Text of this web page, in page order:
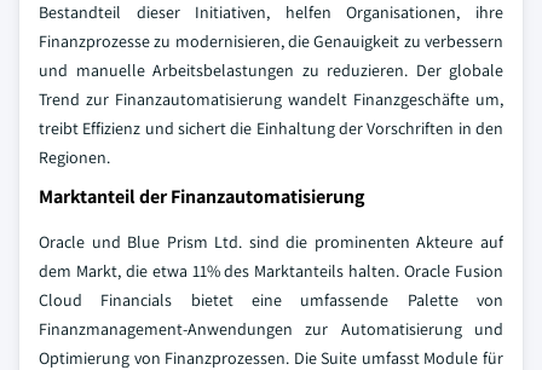
Bestandteil dieser Initiativen, helfen Organisationen, ihre
Finanzprozesse zu modernisieren, die Genauigkeit zu verbessern
und manuelle Arbeitsbelastungen zu reduzieren. Der globale
Trend zur Finanzautomatisierung wandelt Finanzgeschäfte um,
treibt Effizienz und sichert die Einhaltung der Vorschriften in den
Regionen.
Marktanteil der Finanzautomatisierung
Oracle und Blue Prism Ltd. sind die prominenten Akteure auf
dem Markt, die etwa 11% des Marktanteils halten. Oracle Fusion
Cloud Financials bietet eine umfassende Palette von
Finanzmanagement-Anwendungen zur Automatisierung und
Optimierung von Finanzprozessen. Die Suite umfasst Module für